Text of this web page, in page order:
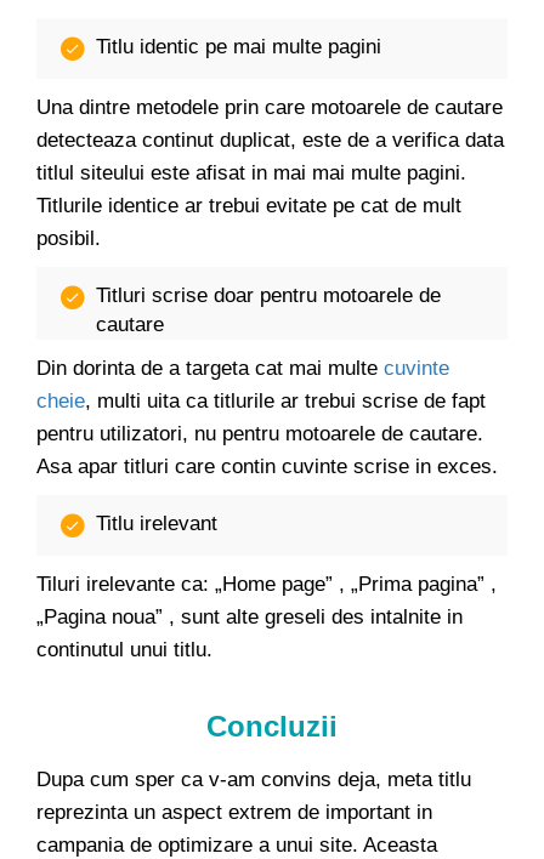
Titlu identic pe mai multe pagini
Una dintre metodele prin care motoarele de cautare
detecteaza continut duplicat, este de a verifica data
titlul siteului este afisat in mai mai multe pagini.
Titlurile identice ar trebui evitate pe cat de mult
posibil.
Titluri scrise doar pentru motoarele de
cautare
Din dorinta de a targeta cat mai multe cuvinte
cheie, multi uita ca titlurile ar trebui scrise de fapt
pentru utilizatori, nu pentru motoarele de cautare.
Asa apar titluri care contin cuvinte scrise in exces.
Titlu irelevant
Tiluri irelevante ca: „Home page” , „Prima pagina” ,
„Pagina noua” , sunt alte greseli des intalnite in
continutul unui titlu.
Concluzii
Dupa cum sper ca v-am convins deja, meta titlu
reprezinta un aspect extrem de important in
campania de optimizare a unui site. Aceasta